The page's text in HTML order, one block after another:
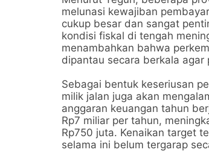
melunasi kewajiban
cukup besar dan sangat
kondisi fiskal di tengah
menambahkan bahwa
dipantau secara berkala
Sebagai bentuk keseriusan
milik jalan juga akan
anggaran keuangan tahun
Rp7 miliar per tahun,
Rp750 juta. Kenaikan target
selama ini belum tergarap